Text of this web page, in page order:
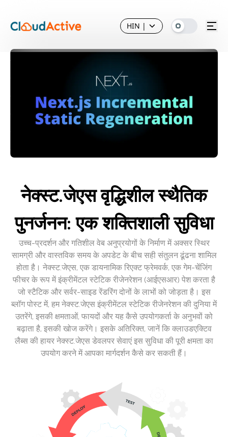
HIN |
नेक्स्ट.जेएस वृद्धिशील स्थैतिक
पुनर्जनन: एक शक्तिशाली सुविधा
उच्च-प्रदर्शन और गतिशील वेब अनुप्रयोगों के निर्माण में अक्सर स्थिर
सामग्री और वास्तविक समय के अपडेट के बीच सही संतुलन ढूंढना शामिल
होता है। नेक्स्ट.जेएस, एक डायनामिक रिएक्ट फ्रेमवर्क, एक गेम-चेंजिंग
फीचर के रूप में इंक्रीमेंटल स्टेटिक रीजेनरेशन (आईएसआर) पेश करता है
जो स्टैटिक और सर्वर-साइड रेंडरिंग दोनों के लाभों को जोड़ता है। इस
ब्लॉग पोस्ट में, हम नेक्स्ट.जेएस इंक्रीमेंटल स्टेटिक रीजेनरेशन की दुनिया में
उतरेंगे, इसकी क्षमताओं, फायदों और यह कैसे उपयोगकर्ता के अनुभवों को
बढ़ाता है, इसकी खोज करेंगे। इसके अतिरिक्त, जानें कि क्लाउडएक्टिव
लैब्स की हायर नेक्स्ट.जेएस डेवलपर सेवाएं इस सुविधा की पूरी क्षमता का
उपयोग करने में आपका मार्गदर्शन कैसे कर सकती हैं।